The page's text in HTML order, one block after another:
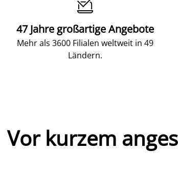

47 Jahre großartige Angebote
Mehr als 3600 Filialen weltweit in 49
Ländern.
Vor kurzem